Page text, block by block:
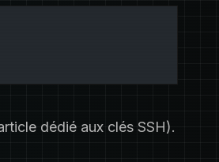
dédié aux clés SSH).